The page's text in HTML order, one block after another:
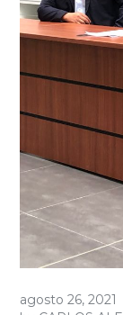
agosto 26, 2021